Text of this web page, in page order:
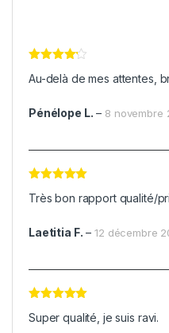
sur 5
Au-delà de mes attentes,
Pénélope L. – 8 novembre
5
Très bon rapport qualité/
Laetitia F. –12 décembre
5
Super qualité, je suis ravi.